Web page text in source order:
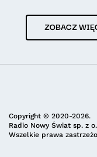
ZOBACZ
Copyright © 2020-2026.
Radio Nowy Świat sp. z
Wszelkie prawa